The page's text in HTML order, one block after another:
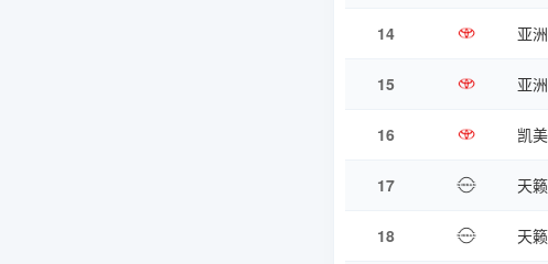
14 亚
15 亚
16 凯
17 天籁
18 天籁